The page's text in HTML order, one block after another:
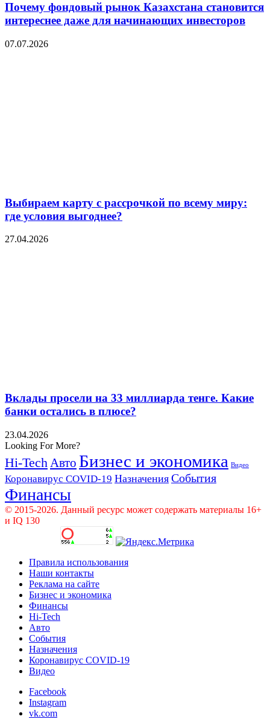
Почему фондовый рынок Казахстана становится
интереснее даже для начинающих инвесторов
07.07.2026
Выбираем карту с рассрочкой по всему миру:
где условия выгоднее?
27.04.2026
Вклады просели на 33 миллиарда тенге. Какие
банки остались в плюсе?
23.04.2026
Looking For More?
Hi-Tech Авто Бизнес и экономика Видео
Коронавирус COVID-19 Назначения События
Финансы
© 2015-2026. Данный ресурс может содержать материалы 16+
и IQ 130
Правила использования
Наши контакты
Реклама на сайте
Бизнес и экономика
Финансы
Hi-Tech
Авто
События
Назначения
Коронавирус COVID-19
Видео
Facebook
Instagram
vk.com